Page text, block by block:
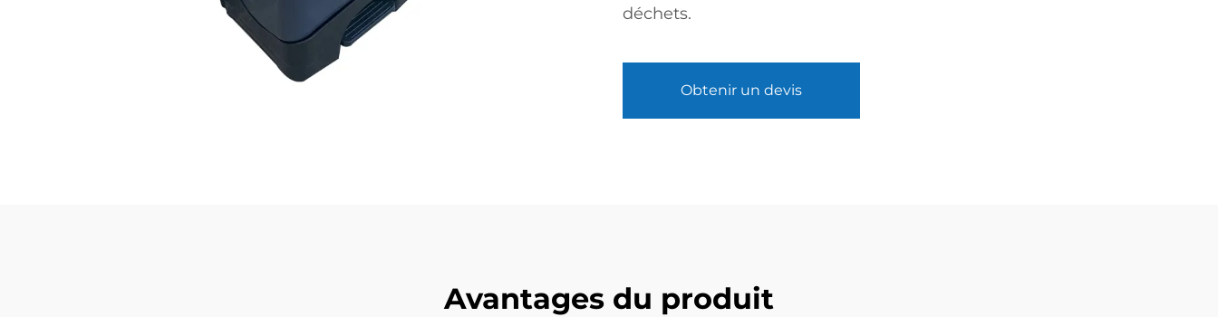
déchets.
Obtenir un devis
Avantages du produit